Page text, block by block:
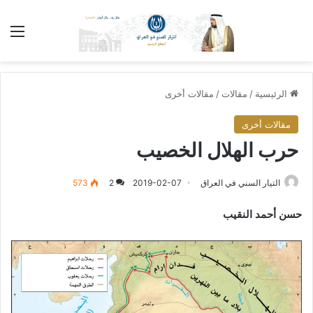
الرئيسية / مقالات / مقالات أخرى
مقالات أخرى
حرب الهلال الخصيب
التيار السني في العراق 2019-02-07
2
573
حسن أحمد النقيب